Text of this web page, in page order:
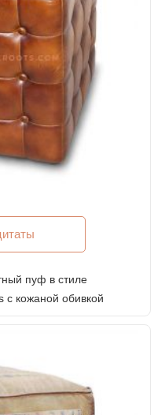
пуф в стиле
с кожаной обивкой